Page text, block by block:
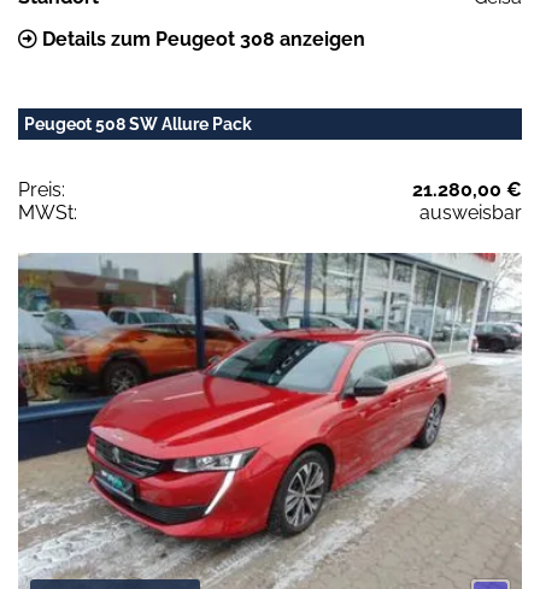
Details zum Peugeot 308 anzeigen
Peugeot 508 SW Allure Pack
Preis:
21.280,00 €
MWSt:
ausweisbar